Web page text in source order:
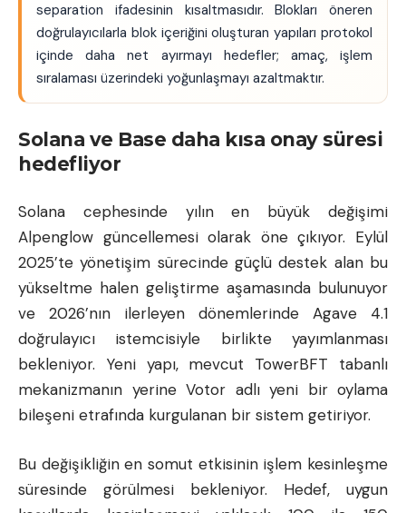
separation ifadesinin kısaltmasıdır. Blokları öneren
doğrulayıcılarla blok içeriğini oluşturan yapıları protokol
içinde daha net ayırmayı hedefler; amaç, işlem
sıralaması üzerindeki yoğunlaşmayı azaltmaktır.
Solana ve Base daha kısa onay süresi
hedefliyor
Solana cephesinde yılın en büyük değişimi
Alpenglow güncellemesi olarak öne çıkıyor. Eylül
2025’te yönetişim sürecinde güçlü destek alan bu
yükseltme halen geliştirme aşamasında bulunuyor
ve 2026’nın ilerleyen dönemlerinde Agave 4.1
doğrulayıcı istemcisiyle birlikte yayımlanması
bekleniyor. Yeni yapı, mevcut TowerBFT tabanlı
mekanizmanın yerine Votor adlı yeni bir oylama
bileşeni etrafında kurgulanan bir sistem getiriyor.
Bu değişikliğin en somut etkisinin işlem kesinleşme
süresinde görülmesi bekleniyor. Hedef, uygun